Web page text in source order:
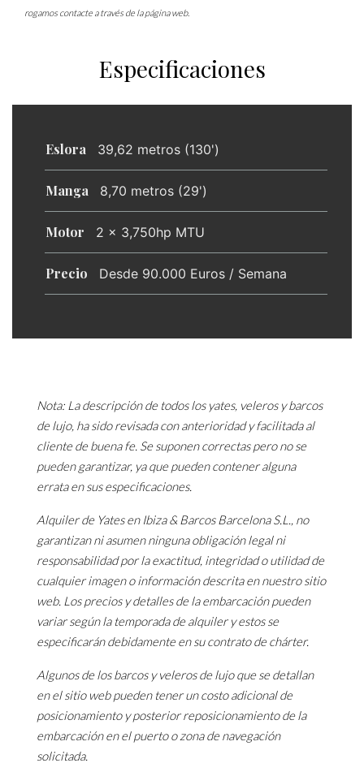
rogamos contacte a través de la página web.
Especificaciones
Eslora 39,62 metros (130')
Manga 8,70 metros (29')
Motor 2 × 3,750hp MTU
Precio Desde 90.000 Euros / Semana
Nota: La descripción de todos los yates, veleros y barcos
de lujo, ha sido revisada con anterioridad y facilitada al
cliente de buena fe. Se suponen correctas pero no se
pueden garantizar, ya que pueden contener alguna
errata en sus especificaciones.
Alquiler de Yates en Ibiza & Barcos Barcelona S.L., no
garantizan ni asumen ninguna obligación legal ni
responsabilidad por la exactitud, integridad o utilidad de
cualquier imagen o información descrita en nuestro sitio
web. Los precios y detalles de la embarcación pueden
variar según la temporada de alquiler y estos se
especificarán debidamente en su contrato de chárter.
Algunos de los barcos y veleros de lujo que se detallan
en el sitio web pueden tener un costo adicional de
posicionamiento y posterior reposicionamiento de la
embarcación en el puerto o zona de navegación
solicitada.